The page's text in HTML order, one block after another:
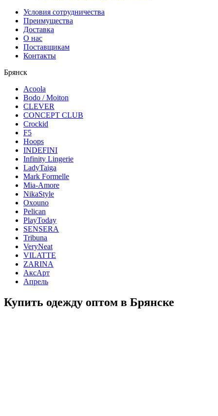
Условия сотрудничества
Преимущества
Доставка
О нас
Поставщикам
Контакты
Брянск
Acoola
Bodo / Moiton
CLEVER
CONCEPT CLUB
Crockid
F5
Hoops
INDEFINI
Infinity Lingerie
LadyTaiga
Mark Formelle
Mia-Amore
NikaStyle
Oxouno
Pelican
PlayToday
SENSERA
Tribuna
VeryNeat
VILATTE
ZARINA
АксАрт
Апрель
Купить одежду оптом в Брянске